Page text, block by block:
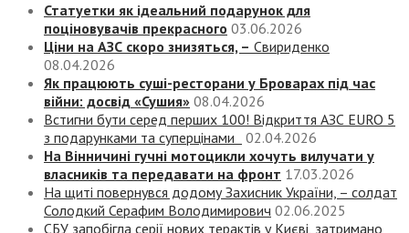
Статуетки як ідеальний подарунок для
поціновувачів прекрасного 03.06.2026
Ціни на АЗС скоро знизяться, – Свириденко
08.04.2026
Як працюють суші-ресторани у Броварах під час
війни: досвід «Сушия» 08.04.2026
Встигни бути серед перших 100! Відкриття АЗС EURO 5
з подарунками та суперцінами
02.04.2026
На Вінничині гучні мотоцикли хочуть вилучати у
власників та передавати на фронт 17.03.2026
На щиті повернувся додому Захисник України, – солдат
Солодкий Серафим Володимирович 02.06.2025
СБУ запобігла серії нових терактів у Києві, затримано